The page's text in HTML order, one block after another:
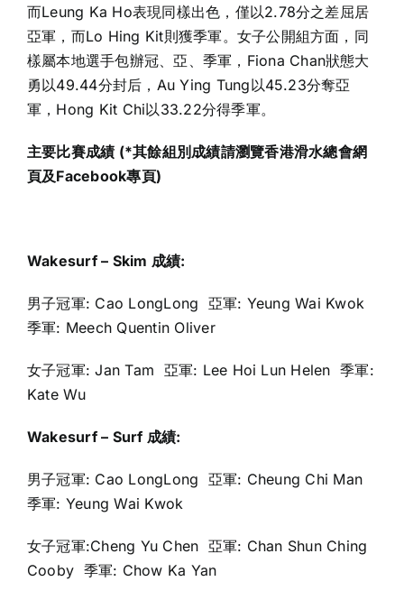
而Leung Ka Ho表現同樣出色，僅以2.78分之差屈居
亞軍，而Lo Hing Kit則獲季軍。女子公開組方面，同
樣屬本地選手包辦冠、亞、季軍，Fiona Chan狀態大
勇以49.44分封后，Au Ying Tung以45.23分奪亞
軍，Hong Kit Chi以33.22分得季軍。
主要比賽成績 (*其餘組別成績請瀏覽香港滑水總會網
頁及Facebook專頁)
Wakesurf – Skim 成績:
男子冠軍: Cao LongLong 亞軍: Yeung Wai Kwok
季軍: Meech Quentin Oliver
女子冠軍: Jan Tam 亞軍: Lee Hoi Lun Helen 季軍:
Kate Wu
Wakesurf – Surf 成績:
男子冠軍: Cao LongLong 亞軍: Cheung Chi Man
季軍: Yeung Wai Kwok
女子冠軍:Cheng Yu Chen 亞軍: Chan Shun Ching
Cooby 季軍: Chow Ka Yan